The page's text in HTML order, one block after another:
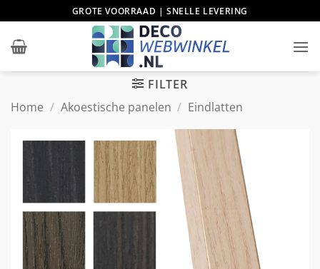
naar
inhoud
GROTE VOORRAAD | SNELLE LEVERING
FILTER
Home / Akoestische panelen / Eindlatten